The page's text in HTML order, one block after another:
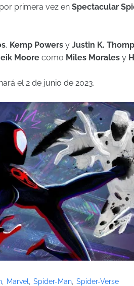
primera vez en Spectacular
, Kemp Powers y Justin K.
Moore como Miles Morales y
el 2 de junio de 2023.
Marvel Spider-Man Spider-Verse